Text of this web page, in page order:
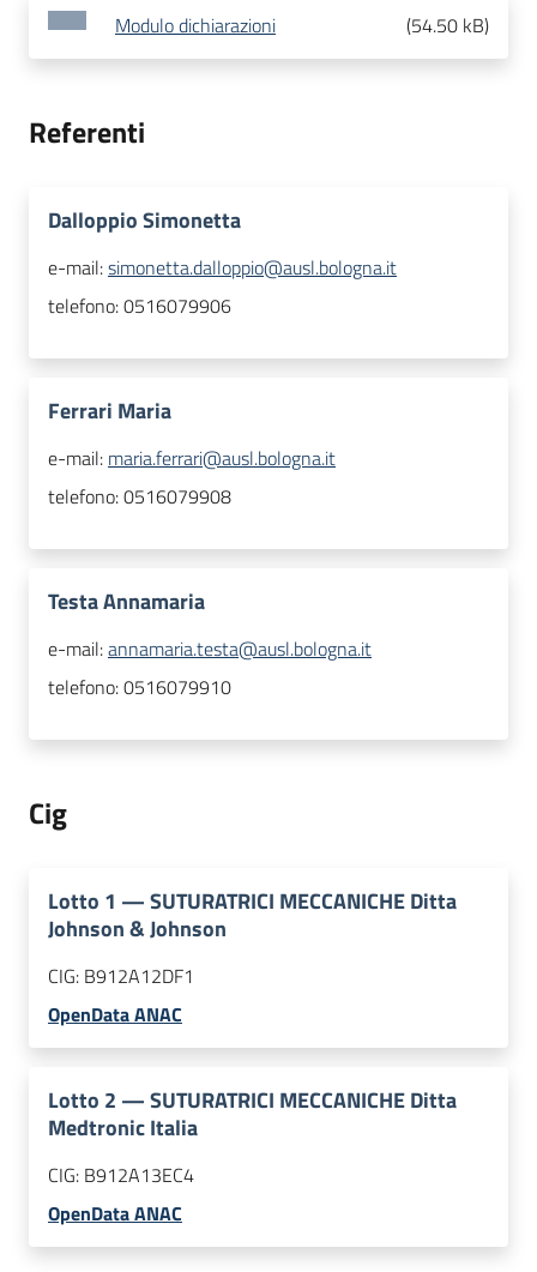
Modulo dichiarazioni (54.50 kB)
Referenti
Dalloppio Simonetta
e-mail:simonetta.dalloppio@ausl.bologna.it
telefono:0516079906
Ferrari Maria
e-mail: maria.ferrari@ausl.bologna.it
telefono:0516079908
Testa Annamaria
e-mail:annamaria.testa@ausl.bologna.it
telefono:0516079910
Cig
Lotto 1 —SUTURATRICI MECCANICHE Ditta
Johnson & Johnson
CIG: B912A12DF1
OpenData ANAC
Lotto 2 —SUTURATRICI MECCANICHE Ditta
Medtronic Italia
CIG: B912A13EC4
OpenData ANAC